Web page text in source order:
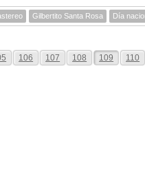
Gilbertito Santa Rosa Día
106 107 108 109 110